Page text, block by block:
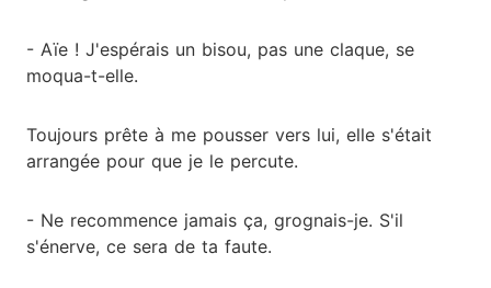
- Aïe ! J'espérais un bisou, pas une claque, se
moqua-t-elle.
Toujours prête à me pousser vers lui, elle s'était
arrangée pour que je le percute.
- Ne recommence jamais ça, grognais-je. S'il
s'énerve, ce sera de ta faute.